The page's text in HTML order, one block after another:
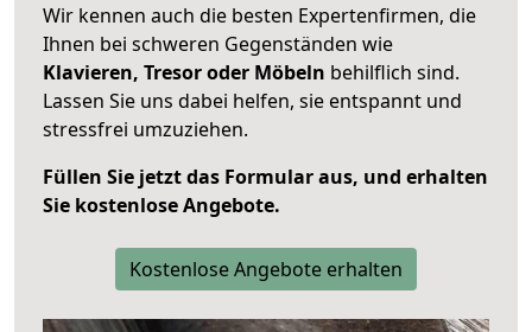
Wir kennen auch die besten Expertenfirmen, die
Ihnen bei schweren Gegenständen wie
Klavieren, Tresor oder Möbeln behilflich sind.
Lassen Sie uns dabei helfen, sie entspannt und
stressfrei umzuziehen.
Füllen Sie jetzt das Formular aus, und erhalten
Sie kostenlose Angebote.
Kostenlose Angebote erhalten